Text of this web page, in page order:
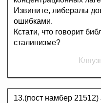
Извините, либералы
ошибками.
Кстати, что говорит
сталинизме?
13.(пост намбер 21512)